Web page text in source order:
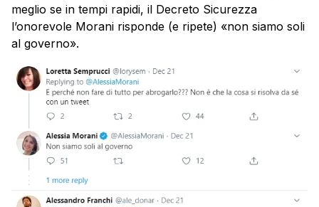
meglio se in tempi rapidi, il Decreto Sicurezza
l’onorevole Morani risponde (e ripete) «non siamo soli
al governo».